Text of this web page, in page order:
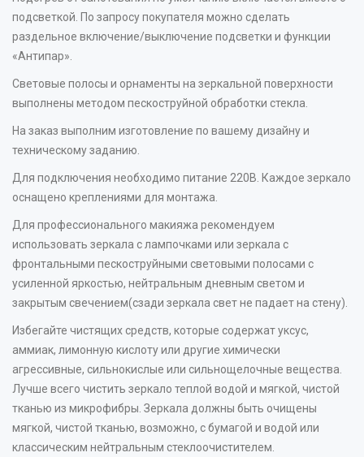
подсветкой. По запросу покупателя можно сделать
раздельное включение/выключение подсветки и функции
«Антипар».
Световые полосы и орнаменты на зеркальной поверхности
выполнены методом пескоструйной обработки стекла.
На заказ выполним изготовление по вашему дизайну и
техническому заданию.
Для подключения необходимо питание 220В. Каждое зеркало
оснащено креплениями для монтажа.
Для профессионального макияжа рекомендуем
использовать зеркала с лампочками или зеркала с
фронтальными пескоструйными световыми полосами с
усиленной яркостью, нейтральным дневным светом и
закрытым свечением(сзади зеркала свет не падает на стену).
Избегайте чистящих средств, которые содержат уксус,
аммиак, лимонную кислоту или другие химически
агрессивные, сильнокислые или сильнощелочные вещества.
Лучше всего чистить зеркало теплой водой и мягкой, чистой
тканью из микрофибры. Зеркала должны быть очищены
мягкой, чистой тканью, возможно, с бумагой и водой или
классическим нейтральным стеклоочистителем.